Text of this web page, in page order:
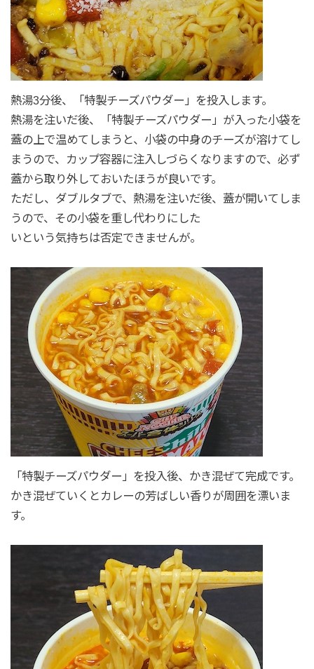
熱湯3分後、「特製チーズパウダー」を投入します。
熱湯を注いだ後、「特製チーズパウダー」が入った小袋を
蓋の上で温めてしまうと、小袋の中身のチーズが溶けてし
まうので、カップ容器に注入しづらくなりますので、必ず
蓋から取り外しておいたほうが良いです。
ただし、ダブルタブで、熱湯を注いだ後、蓋が開いてしま
うので、その小袋を重し代わりにした
いという気持ちは否定できませんが。
「特製チーズパウダー」を投入後、かき混ぜて完成です。
かき混ぜていくとカレーの芳ばしい香りが周囲を漂いま
す。